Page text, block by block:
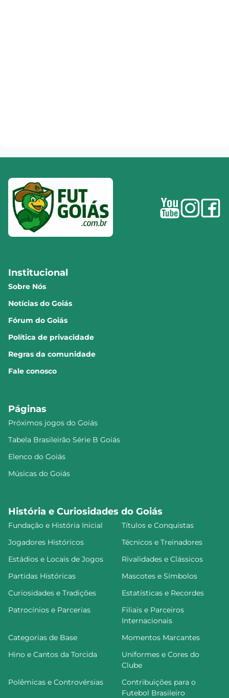
Institucional
Sobre Nós
Notícias do Goiás
Fórum do Goiás
Política de privacidade
Regras da comunidade
Fale conosco
Páginas
Próximos jogos do Goiás
Tabela Brasileirão Série B Goiás
Elenco do Goiás
Músicas do Goiás
História e Curiosidades do Goiás
Fundação e História Inicial
Títulos e Conquistas
Jogadores Históricos
Técnicos e Treinadores
Estádios e Locais de Jogos
Rivalidades e Clássicos
Partidas Históricas
Mascotes e Símbolos
Curiosidades e Tradições
Estatísticas e Recordes
Patrocínios e Parcerias
Filiais e Parceiros
Internacionais
Categorias de Base
Momentos Marcantes
Hino e Cantos da Torcida
Uniformes e Cores do
Clube
Polêmicas e Controvérsias
Contribuições para o
Futebol Brasileiro